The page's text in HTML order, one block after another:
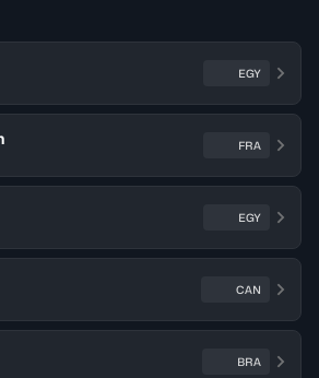
EGY
FRA
EGY
CAN
BRA